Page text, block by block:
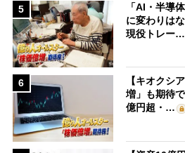
5
「AI・半導
に変わりは
現役トレー…
6
【キオクシ
増」も期待
億円超・…